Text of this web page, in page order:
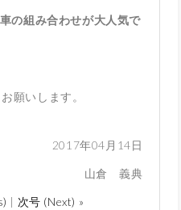
の組み合わせが大人気で
願いします。
2017年04月14日
山倉 義典
| 次号 (Next) »